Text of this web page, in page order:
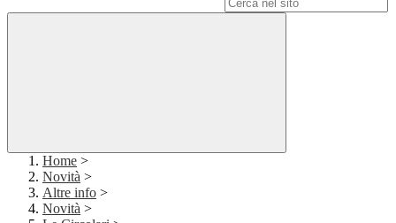
Home >
Novità >
Altre info >
Novità >